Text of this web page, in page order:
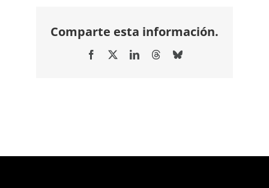
Comparte esta información.
Facebook LinkedInThreadsBluesky